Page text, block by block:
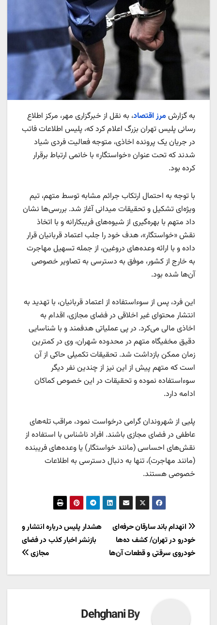
به گزارش مرز اقتصاد، به نقل از خبرگزاری مهر، مرکز اطلاع
رسانی پلیس تهران بزرگ اعلام کرد که، پلیس اطلاعات فاتب
در جریان یک پرونده اخاذی، متوجه فعالیت فردی شیاد
شدند که تحت عنوان «خواستگار» با خانمی ارتباط برقرار
کرده بود.
با توجه به احتمال ارتکاب جرائم مشابه توسط متهم، تیم
ویژه‌ای تشکیل و تحقیقات میدانی آغاز شد. بررسی‌ها نشان
داد متهم با بهره‌گیری از شیوه‌های فریبکارانه و با اتخاذ
نقش «خواستگار»، هدف خود را جلب اعتماد قربانیان قرار
داده و با ارائه وعده‌های دروغین، از جمله تسهیل مهاجرت
به خارج از کشور، موفق به دسترسی به تصاویر خصوصی
آن‌ها شده بود.
این فرد، پس از سوءاستفاده از اعتماد قربانیان، با تهدید به
انتشار محتوای غیر اخلاقی در فضای مجازی، اقدام به
اخاذی مالی می‌کرد. در پی عملیاتی هدفمند و با شناسایی
دقیق مخفیگاه متهم در محدوده شهران، وی در کمترین
زمان ممکن بازداشت شد. تحقیقات تکمیلی حاکی از آن
است که متهم پیش از این نیز از چندین نفر دیگر
سوءاستفاده نموده و تحقیقات در این خصوص کماکان
ادامه دارد.
پلیی از شهروندان گرامی درخواست نمود، مراقب تله‌های
عاطفی در فضای مجازی باشند. افراد ناشناس با استفاده از
نقش‌های احساسی (مانند خواستگار) یا وعده‌های فریبنده
(مانند مهاجرت)، تنها به دنبال دسترسی به اطلاعات
خصوصی هستند.
راهبری
نوشته
هشدار پلیس درباره انتشار و
بازنشر اخبار کذب در فضای
مجازی
انهدام باند سارقان حرفه‌ای
خودرو در تهران/ کشف ده‌ها
خودروی سرقتی و قطعات آن‌ها
By
Dehghani